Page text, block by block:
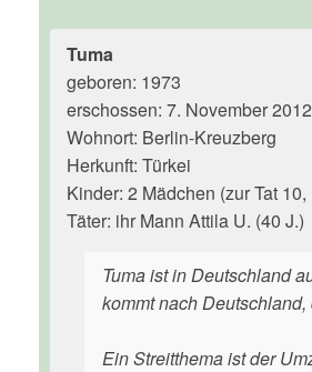
Tuma
geboren: 1973
erschossen: 7. November 2012
Wohnort: Berlin-Kreuzberg
Herkunft: Türkei
Kinder: 2 Mädchen (zur Tat
Täter: ihr Mann Attila U. (40 J.)
Tuma ist in Deutschland
kommt nach
Ein Streitthema ist der